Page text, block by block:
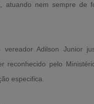
atuando nem sempre de
Adilson Junior
reconhecido pelo
especifica.